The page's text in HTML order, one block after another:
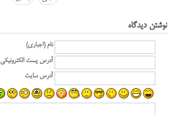
نوشتن دیدگاه
نام (اجباری)
آدرس پست الکترونیکی
آدرس سایت